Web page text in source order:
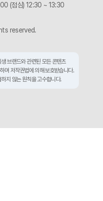
(점심) 12:30 ~ 13:30
reserved.
브랜드와 관련된 모든 콘텐츠
며 저작권법에 의해 보호받습니다.
지 않는 원칙을 고수합니다.